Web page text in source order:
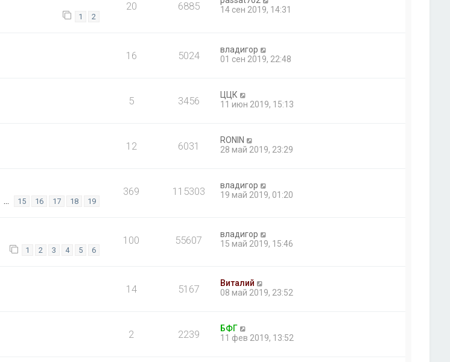
1 2
20 6885
14 сен 2019, 14:31
16 5024
владигор
01 сен 2019, 22:48
5 3456
ЦЦК
11 июн 2019, 15:13
12 6031
RONIN
28 май 2019, 23:29
15 16 17 18 19
369 115303
владигор
19 май 2019, 01:20
1 2 3 4 5 6
100 55607
владигор
15 май 2019, 15:46
14 5167
Виталий
08 май 2019, 23:52
2 2239
БФГ
11 фев 2019, 13:52